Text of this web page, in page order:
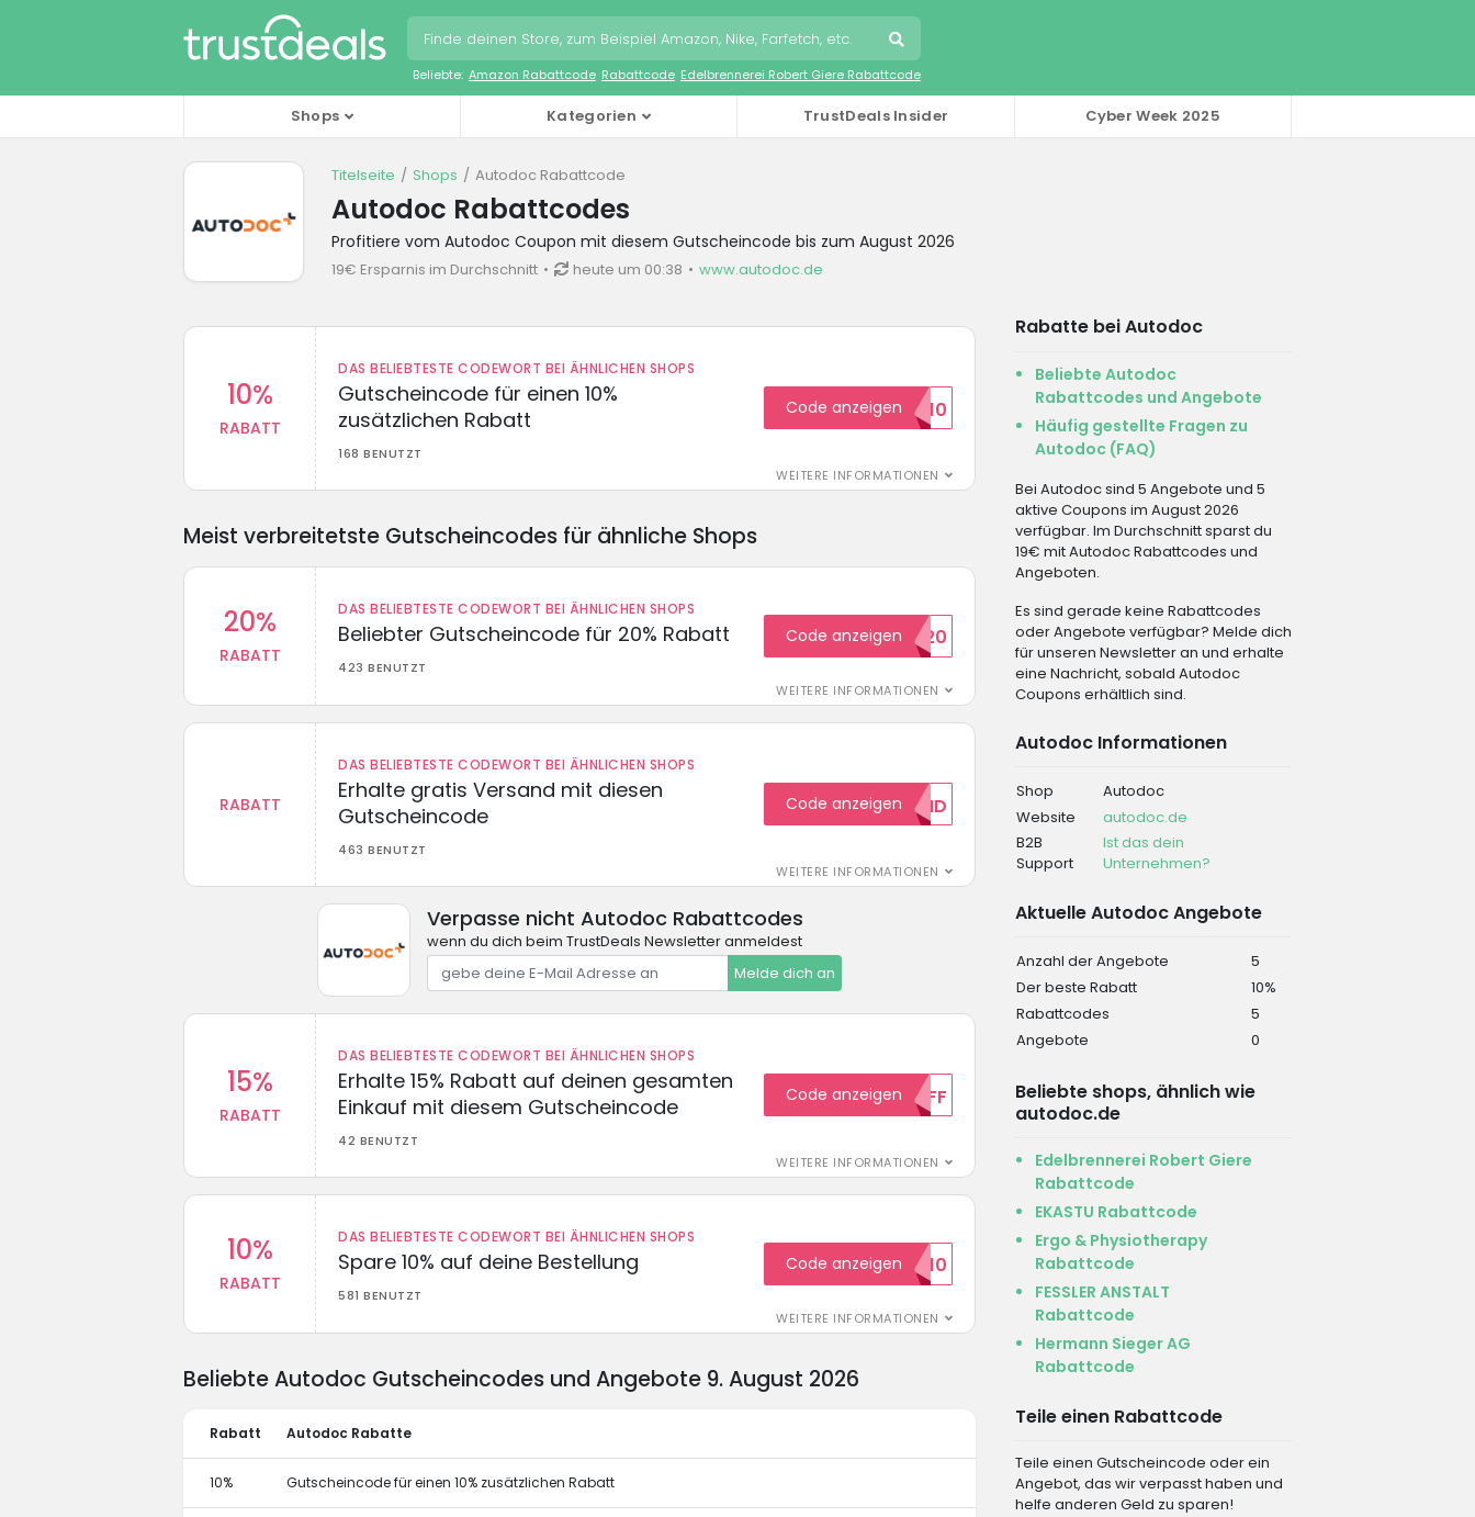
Beliebte: Amazon Rabattcode Rabattcode Edelbrennerei Robert Giere Rabattcode
Shops Kategorien TrustDeals Insider Cyber Week 2025
Titelseite Shops Autodoc Rabattcode
Autodoc Rabattcodes
Profitiere vom Autodoc Coupon mit diesem Gutscheincode bis zum August 2026
19€ Ersparnis im Durchschnitt heute um 00:38 www.autodoc.de
10%
RABATT
DAS BELIEBTESTE CODEWORT BEI ÄHNLICHEN SHOPS
Gutscheincode für einen 10%
zusätzlichen Rabatt
168 BENUTZT
WEITERE INFORMATIONEN
Code anzeigenHELLO10
Meist verbreitetste Gutscheincodes für ähnliche Shops
20%
RABATT
DAS BELIEBTESTE CODEWORT BEI ÄHNLICHEN SHOPS
Beliebter Gutscheincode für 20% Rabatt
423 BENUTZT
WEITERE INFORMATIONEN
Code anzeigen
WELCOME20
RABATT
DAS BELIEBTESTE CODEWORT BEI ÄHNLICHEN SHOPS
Erhalte gratis Versand mit diesen
Gutscheincode
463 BENUTZT
WEITERE INFORMATIONEN
Code anzeigen
GRATISVERSAND
Verpasse nicht Autodoc Rabattcodes
wenn du dich beim TrustDeals Newsletter anmeldest
Melde dich an
15%
RABATT
DAS BELIEBTESTE CODEWORT BEI ÄHNLICHEN SHOPS
Erhalte 15% Rabatt auf deinen gesamten
Einkauf mit diesem Gutscheincode
42 BENUTZT
WEITERE INFORMATIONEN
Code anzeigen15OFF
10%
RABATT
DAS BELIEBTESTE CODEWORT BEI ÄHNLICHEN SHOPS
Spare 10% auf deine Bestellung
581 BENUTZT
WEITERE INFORMATIONEN
Code anzeigen
WILKOMMEN10
Rabatte bei Autodoc
Beliebte Autodoc
Rabattcodes und Angebote
Häufig gestellte Fragen zu
Autodoc (FAQ)
Bei Autodoc sind 5 Angebote und 5
aktive Coupons im August 2026
verfügbar. Im Durchschnitt sparst du
19€ mit Autodoc Rabattcodes und
Angeboten.
Es sind gerade keine Rabattcodes
oder Angebote verfügbar? Melde dich
für unseren Newsletter an und erhalte
eine Nachricht, sobald Autodoc
Coupons erhältlich sind.
Autodoc Informationen
Shop
Autodoc
Website
autodoc.de
B2B
Support
Ist das dein
Unternehmen?
Aktuelle Autodoc Angebote
Anzahl der Angebote
5
Der beste Rabatt
10%
Rabattcodes
5
Angebote
0
Beliebte shops, ähnlich wie
autodoc.de
Edelbrennerei Robert Giere
Rabattcode
EKASTU Rabattcode
Ergo & Physiotherapy
Rabattcode
FESSLER ANSTALT
Rabattcode
Hermann Sieger AG
Rabattcode
Teile einen Rabattcode
Teile einen Gutscheincode oder ein
Angebot, das wir verpasst haben und
helfe anderen Geld zu sparen!
Beliebte Autodoc Gutscheincodes und Angebote 9. August 2026
Rabatt Autodoc Rabatte
10% Gutscheincode für einen 10% zusätzlichen Rabatt